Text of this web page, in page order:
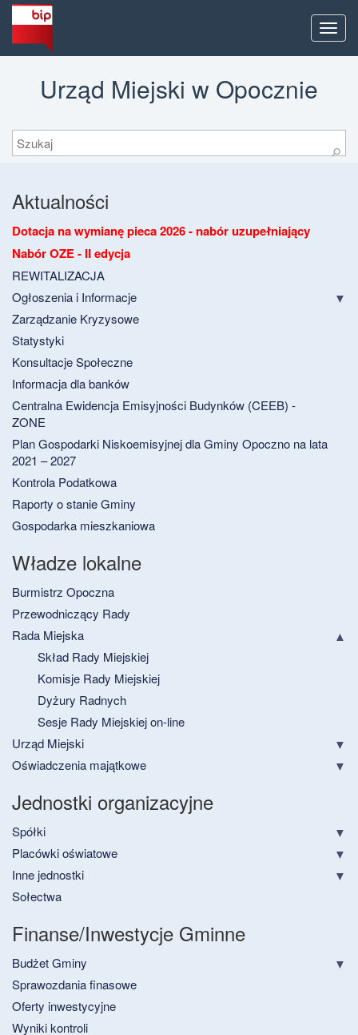
Menu
Urząd Miejski w Opocznie
Szukaj
⚲
Aktualności
Dotacja na wymianę pieca 2026 - nabór uzupełniający
Nabór OZE - II edycja
REWITALIZACJA
Ogłoszenia i Informacje
Zarządzanie Kryzysowe
Statystyki
Konsultacje Społeczne
Informacja dla banków
Centralna Ewidencja Emisyjności Budynków (CEEB) -
ZONE
Plan Gospodarki Niskoemisyjnej dla Gminy Opoczno na lata
2021 – 2027
Kontrola Podatkowa
Raporty o stanie Gminy
Gospodarka mieszkaniowa
Władze lokalne
Burmistrz Opoczna
Przewodniczący Rady
Rada Miejska
Skład Rady Miejskiej
Komisje Rady Miejskiej
Dyżury Radnych
Sesje Rady Miejskiej on-line
Urząd Miejski
Oświadczenia majątkowe
Jednostki organizacyjne
Spółki
Placówki oświatowe
Inne jednostki
Sołectwa
Finanse/Inwestycje Gminne
Budżet Gminy
Sprawozdania finasowe
Oferty inwestycyjne
Wyniki kontroli